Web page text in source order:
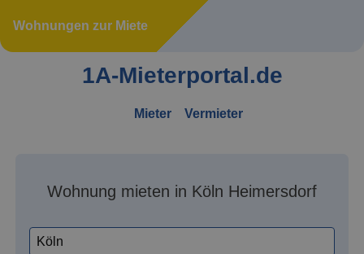
Wohnungen zur Miete
1A-Mieterportal.de
Mieter Vermieter
Wohnung mieten in Köln Heimersdorf